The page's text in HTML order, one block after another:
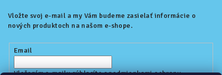
Vložte svoj e-mail a my Vám budeme zasielať informácie o
nových produktoch na našom e-shope.
Email